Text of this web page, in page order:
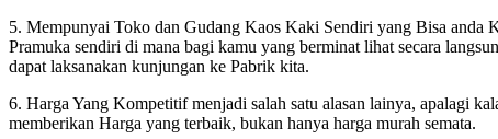
5. Mempunyai Toko dan Gudang Kaos Kaki Sendiri yang Bisa
Pramuka sendiri di mana bagi kamu yang berminat lihat secara
dapat laksanakan kunjungan ke Pabrik kita.
6. Harga Yang Kompetitif menjadi salah satu alasan lainya, apalagi
memberikan Harga yang terbaik, bukan hanya harga murah semata.